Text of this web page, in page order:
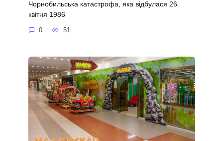
Чорнобильська катастрофа, яка відбулася 26
квітня 1986
0 51